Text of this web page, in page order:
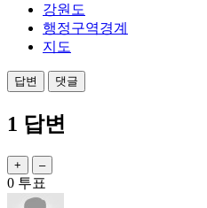
강원도
행정구역경계
지도
1 답변
0 투표